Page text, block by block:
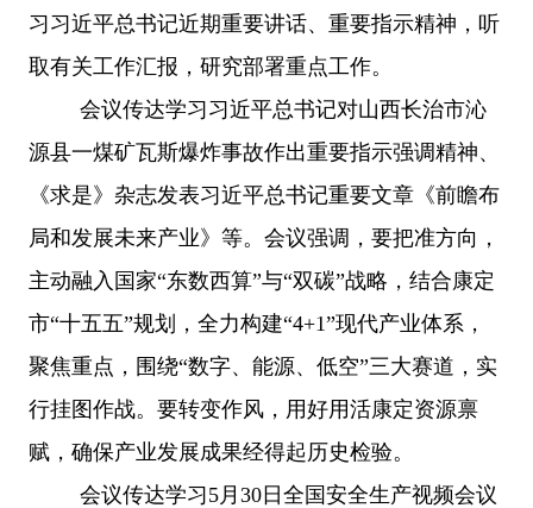
习习近平总书记近期重要讲话、重要指示精神，听
取有关工作汇报，研究部署重点工作。
会议传达学习习近平总书记对山西长治市沁
源县一煤矿瓦斯爆炸事故作出重要指示强调精神、
《求是》杂志发表习近平总书记重要文章《前瞻布
局和发展未来产业》等。会议强调，要把准方向，
主动融入国家“东数西算”与“双碳”战略，结合康定
市“十五五”规划，全力构建“4+1”现代产业体系，
聚焦重点，围绕“数字、能源、低空”三大赛道，实
行挂图作战。要转变作风，用好用活康定资源禀
赋，确保产业发展成果经得起历史检验。
会议传达学习5月30日全国安全生产视频会议